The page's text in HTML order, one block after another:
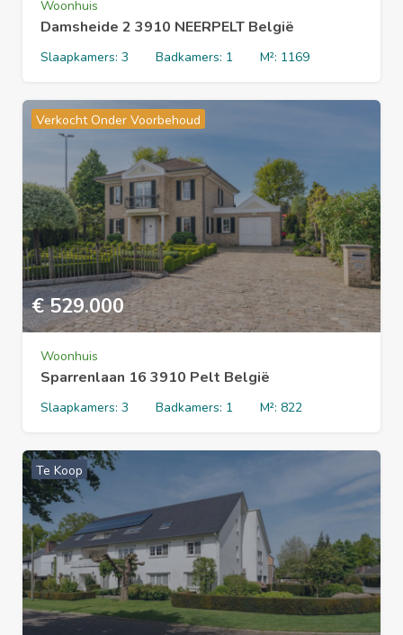
Woonhuis
Damsheide 2 3910 NEERPELT België
Slaapkamers: 3 Badkamers: 1 M²: 1169
Verkocht Onder Voorbehoud
€ 529.000
Woonhuis
Sparrenlaan 16 3910 Pelt België
Slaapkamers: 3 Badkamers: 1 M²: 822
Te Koop